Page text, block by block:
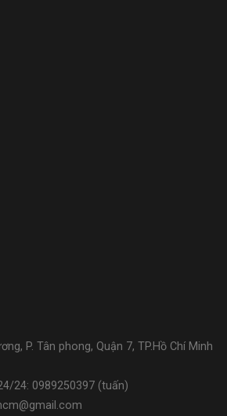
P. Tân phong, Quận 7, TP.Hồ Chí Minh
24: 0989250397 (tuấn)